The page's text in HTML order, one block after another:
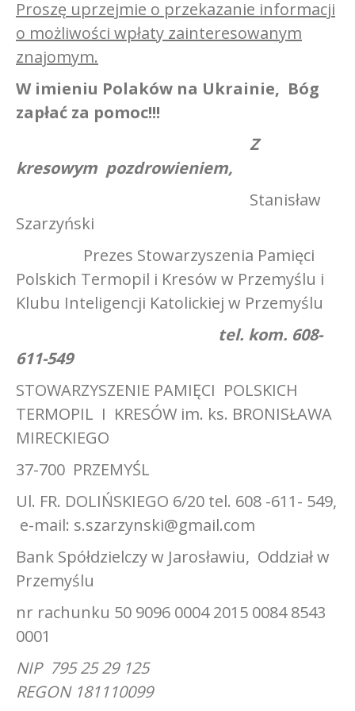
Proszę uprzejmie o przekazanie informacji
o możliwości wpłaty zainteresowanym
znajomym.
W imieniu Polaków na Ukrainie, Bóg
zapłać za pomoc!!!
Z
kresowym pozdrowieniem,
Stanisław
Szarzyński
Prezes Stowarzyszenia Pamięci
Polskich Termopil i Kresów w Przemyślu i
Klubu Inteligencji Katolickiej w Przemyślu
tel. kom. 608-
611-549
STOWARZYSZENIE PAMIĘCI POLSKICH
TERMOPIL I KRESÓW im. ks. BRONISŁAWA
MIRECKIEGO
37-700 PRZEMYŚL
Ul. FR. DOLIŃSKIEGO 6/20 tel. 608 -611- 549,
e-mail: s.szarzynski@gmail.com
Bank Spółdzielczy w Jarosławiu, Oddział w
Przemyślu
nr rachunku 50 9096 0004 2015 0084 8543
0001
NIP 795 25 29 125
REGON 181110099